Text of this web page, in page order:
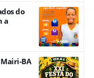
do
a
BA